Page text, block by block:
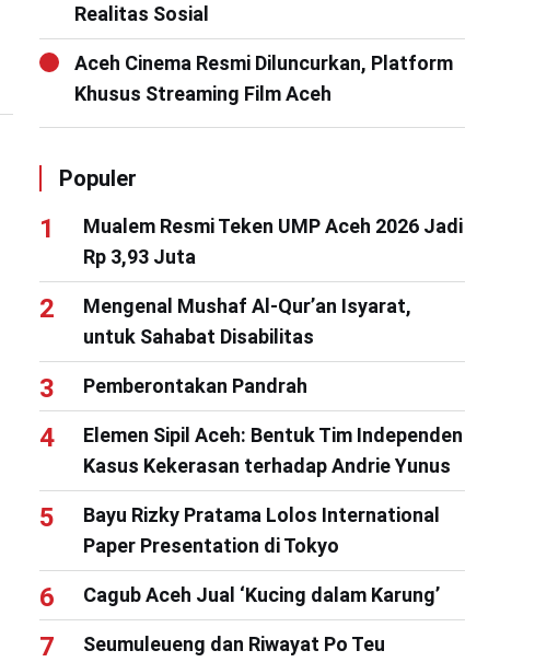
Realitas Sosial
Aceh Cinema Resmi Diluncurkan, Platform
Khusus Streaming Film Aceh
Populer
Mualem Resmi Teken UMP Aceh 2026 Jadi
Rp 3,93 Juta
Mengenal Mushaf Al-Qur’an Isyarat,
untuk Sahabat Disabilitas
Pemberontakan Pandrah
Elemen Sipil Aceh: Bentuk Tim Independen
Kasus Kekerasan terhadap Andrie Yunus
Bayu Rizky Pratama Lolos International
Paper Presentation di Tokyo
Cagub Aceh Jual ‘Kucing dalam Karung’
Seumuleueng dan Riwayat Po Teu